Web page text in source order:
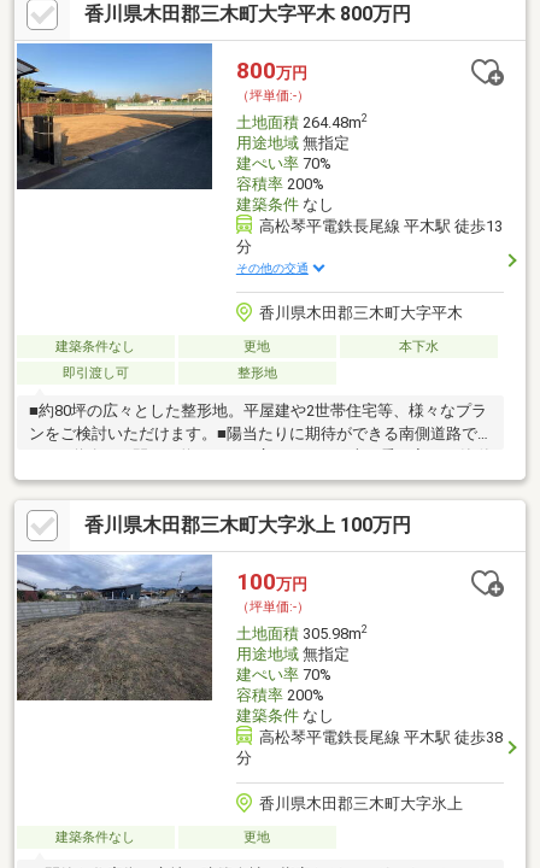
香川県木田郡三木町大字平木 800万円
800万円
（坪単価:-）
土地面積264.48m2
用途地域無指定
建ぺい率70%
容積率200%
建築条件なし
高松琴平電鉄長尾線 平木駅 徒歩13
分
その他の交通
香川県木田郡三木町大字平木
建築条件なし 更地
本下水
即引渡し可
整形地
■約80坪の広々とした整形地。平屋建や2世帯住宅等、様々なプラ
ンをご検討いただけます。■陽当たりに期待ができる南側道路で
です。■平木小学校まで徒歩圏内、通学路は住宅地を通るため、
お子様の通学も安心な立地です。
香川県木田郡三木町大字氷上 100万円
100万円
（坪単価:-）
土地面積305.98m2
用途地域無指定
建ぺい率70%
容積率200%
建築条件なし
高松琴平電鉄長尾線 平木駅 徒歩38
分
香川県木田郡三木町大字氷上
建築条件なし 更地